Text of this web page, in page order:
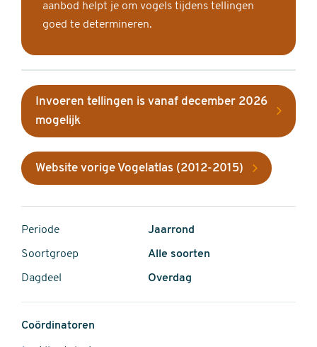
aanbod helpt je om vogels tijdens tellingen
goed te determineren.
Invoeren tellingen is vanaf december 2026
mogelijk
Website vorige Vogelatlas (2012-2015)
Periode Jaarrond
Soortgroep Alle soorten
Dagdeel Overdag
Coördinatoren